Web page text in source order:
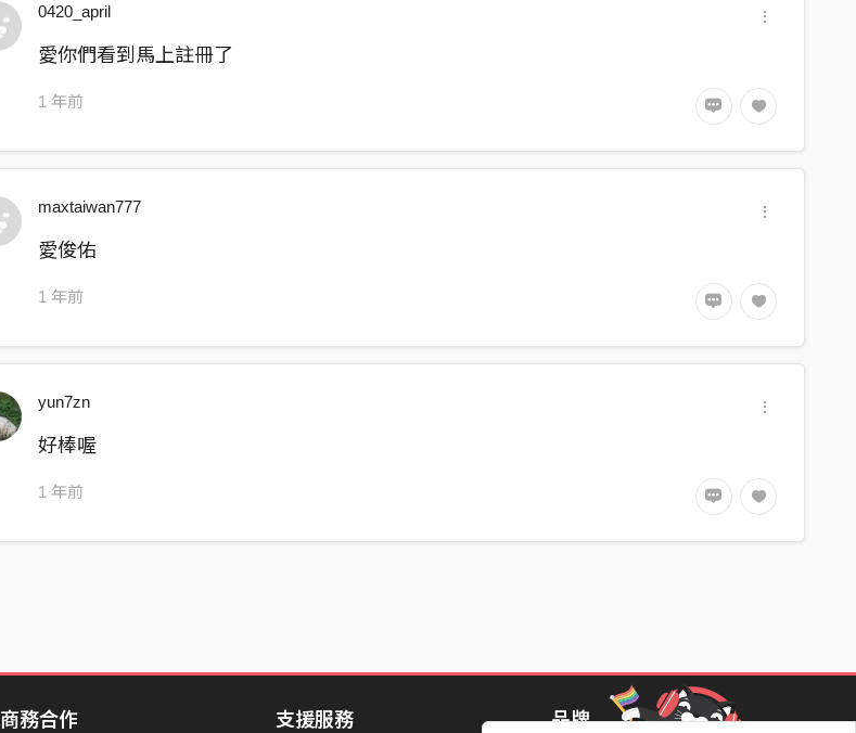
0420_april
愛你們看到馬上註冊了
1 年前
maxtaiwan777
愛俊佑
1 年前
yun7zn
好棒喔
1 年前
商務合作 支援服務 品牌